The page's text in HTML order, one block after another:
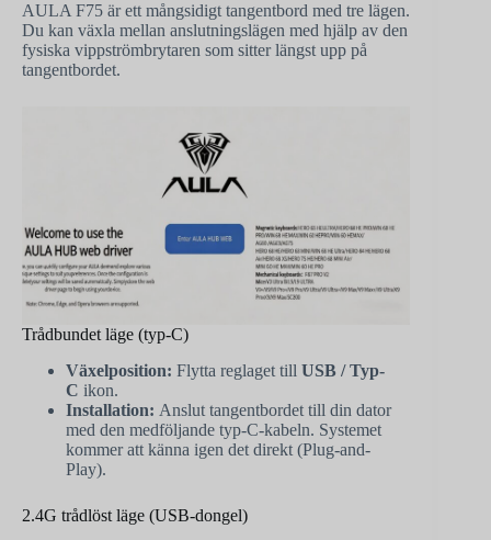
AULA F75 är ett mångsidigt tangentbord med tre lägen.
Du kan växla mellan anslutningslägen med hjälp av den
fysiska vippströmbrytaren som sitter längst upp på
tangentbordet.
Trådbundet läge (typ-C)
Växelposition: Flytta reglaget till USB / Typ-
C ikon.
Installation: Anslut tangentbordet till din dator
med den medföljande typ-C-kabeln. Systemet
kommer att känna igen det direkt (Plug-and-
Play).
2.4G trådlöst läge (USB-dongel)